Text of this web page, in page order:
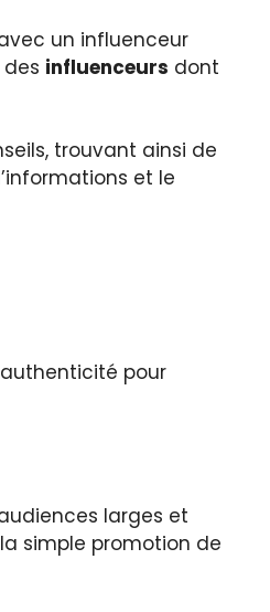
un influenceur
influenceurs dont
trouvant ainsi de
et le
pour
larges et
simple promotion de